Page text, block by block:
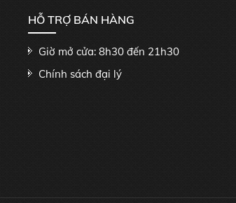
HỖ TRỢ BÁN HÀNG
Giờ mở cửa: 8h30 đến 21h30
Chính sách đại lý